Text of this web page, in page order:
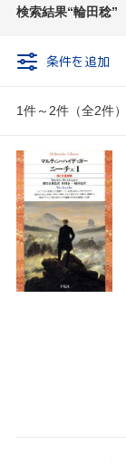
検索結果 輪田稔
条件を追加
1件～2件（全2件）